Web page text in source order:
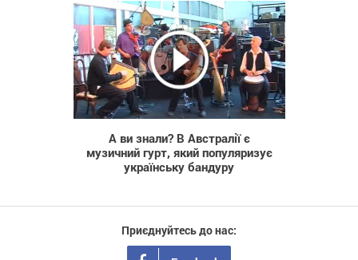
557
А ви знали? В Австралії є
музичний гурт, який популяризує
українську бандуру
Приєднуйтесь до нас: